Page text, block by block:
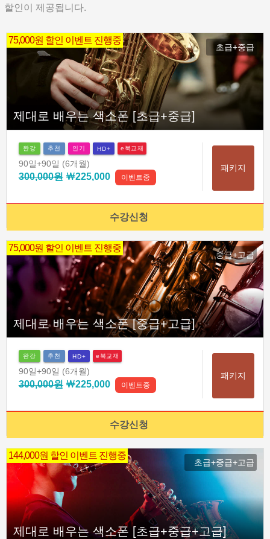
할인이 제공됩니다.
75,000원 할인 이벤트 진행중
초급+중급
제대로 배우는 색소폰 [초급+중급]
완강 추천 인기 HD+ e북교재
90일+90일 (6개월)
300,000원￦225,000 이벤트중
패키지
수강신청
75,000원 할인 이벤트 진행중
중급+고급
제대로 배우는 색소폰 [중급+고급]
완강 추천 HD+ e북교재
90일+90일 (6개월)
300,000원￦225,000 이벤트중
패키지
수강신청
144,000원 할인 이벤트 진행중
초급+중급+고급
제대로 배우는 색소폰 [초급+중급+고급]